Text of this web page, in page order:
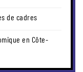
de cadres
en Côte-